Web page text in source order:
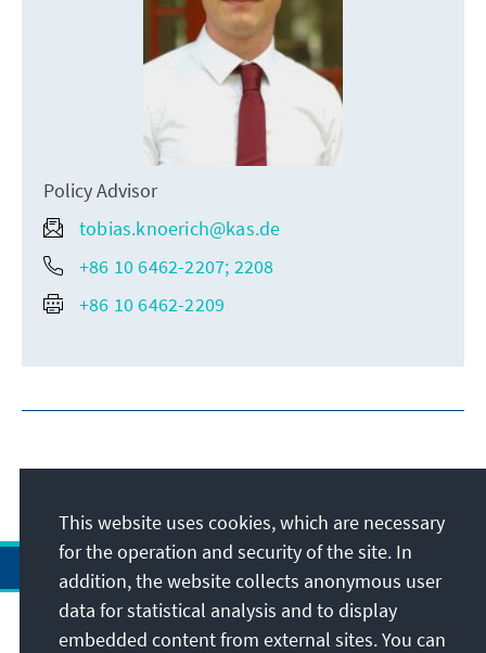
Policy Advisor
tobias.knoerich@kas.de
+86 10 6462-2207; 2208
+86 10 6462-2209
Address
This website uses cookies, which are necessary
for the operation and security of the site. In
addition, the website collects anonymous user
data for statistical analysis and to display
embedded content from external sites. You can